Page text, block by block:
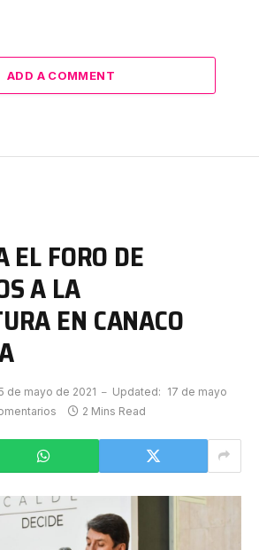
ADD A COMMENT
EL FORO DE
A LA
EN CANACO
de mayo de 2021 Updated: 17 de mayo
2 Mins Read